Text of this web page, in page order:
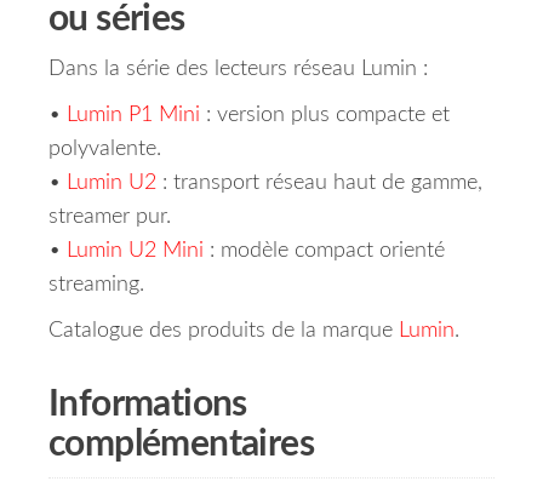
ou séries
Dans la série des lecteurs réseau Lumin :
• Lumin P1 Mini : version plus compacte et
polyvalente.
• Lumin U2 : transport réseau haut de gamme,
streamer pur.
• Lumin U2 Mini : modèle compact orienté
streaming.
Catalogue des produits de la marque Lumin.
Informations
complémentaires